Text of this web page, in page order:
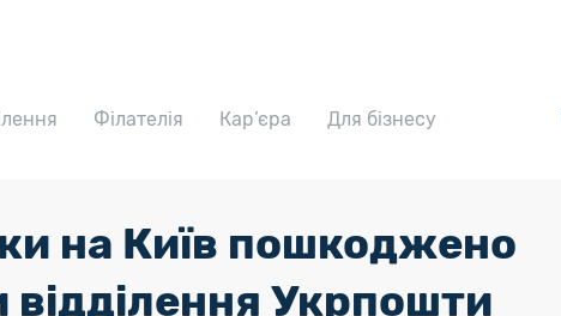
Філателія Кар’єра Для бізнесу
на Київ пошкоджено
Укрпошти